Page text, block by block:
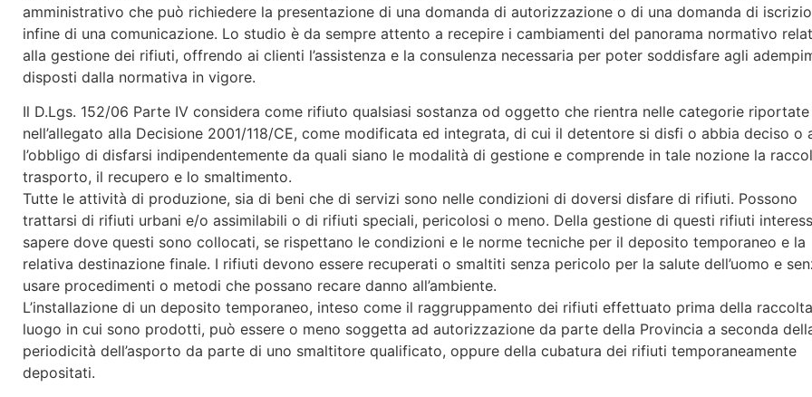
amministrativo che può richiedere la presentazione di una domanda di autorizzazione o di una domanda di
infine di una comunicazione. Lo studio è da sempre attento a recepire i cambiamenti del panorama normativo
alla gestione dei rifiuti, offrendo ai clienti l’assistenza e la consulenza necessaria per poter soddisfare agli
disposti dalla normativa in vigore.
Il D.Lgs. 152/06 Parte IV considera come rifiuto qualsiasi sostanza od oggetto che rientra nelle categorie riportate
nell’allegato alla Decisione 2001/118/CE, come modificata ed integrata, di cui il detentore si disfi o abbia deciso o
l’obbligo di disfarsi indipendentemente da quali siano le modalità di gestione e comprende in tale nozione la
trasporto, il recupero e lo smaltimento.
Tutte le attività di produzione, sia di beni che di servizi sono nelle condizioni di doversi disfare di rifiuti. Possono
trattarsi di rifiuti urbani e/o assimilabili o di rifiuti speciali, pericolosi o meno. Della gestione di questi rifiuti
sapere dove questi sono collocati, se rispettano le condizioni e le norme tecniche per il deposito temporaneo e la
relativa destinazione finale. I rifiuti devono essere recuperati o smaltiti senza pericolo per la salute dell’uomo e
usare procedimenti o metodi che possano recare danno all’ambiente.
L’installazione di un deposito temporaneo, inteso come il raggruppamento dei rifiuti effettuato prima della
luogo in cui sono prodotti, può essere o meno soggetta ad autorizzazione da parte della Provincia a seconda
periodicità dell’asporto da parte di uno smaltitore qualificato, oppure della cubatura dei rifiuti temporaneamente
depositati.